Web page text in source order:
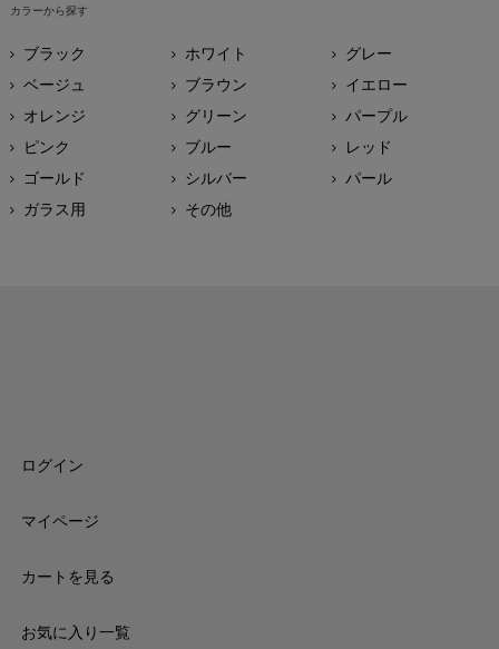
カラーから探す
ブラック ホワイト
グレー
ベージュ
ブラウン
イエロー
オレンジ
グリーン
パープル
ピンク
ブルー
レッド
ゴールド
シルバー
パール
ガラス用
その他
ログイン
マイページ
カートを見る
お気に入り一覧